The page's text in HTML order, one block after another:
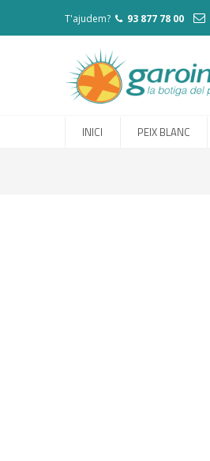
T'ajudem? 93 877 78 00
INICI PEIX BLANC